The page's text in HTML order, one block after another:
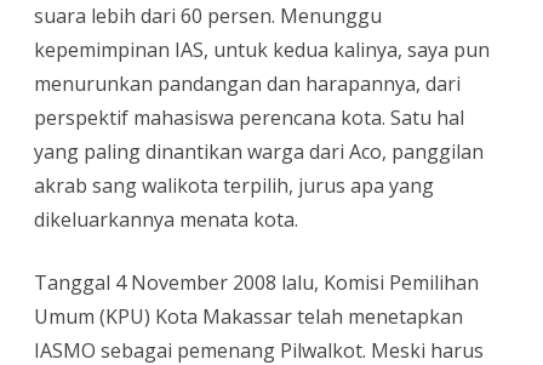
suara lebih dari 60 persen. Menunggu
kepemimpinan IAS, untuk kedua kalinya, saya pun
menurunkan pandangan dan harapannya, dari
perspektif mahasiswa perencana kota. Satu hal
yang paling dinantikan warga dari Aco, panggilan
akrab sang walikota terpilih, jurus apa yang
dikeluarkannya menata kota.
Tanggal 4 November 2008 lalu, Komisi Pemilihan
Umum (KPU) Kota Makassar telah menetapkan
IASMO sebagai pemenang Pilwalkot. Meski harus